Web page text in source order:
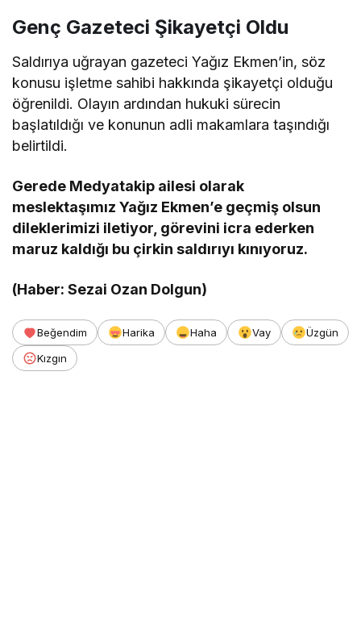
Genç Gazeteci Şikayetçi Oldu
Saldırıya uğrayan gazeteci Yağız Ekmen’in, söz
konusu işletme sahibi hakkında şikayetçi olduğu
öğrenildi. Olayın ardından hukuki sürecin
başlatıldığı ve konunun adli makamlara taşındığı
belirtildi.
Gerede Medyatakip ailesi olarak
meslektaşımız Yağız Ekmen’e geçmiş olsun
dileklerimizi iletiyor, görevini icra ederken
maruz kaldığı bu çirkin saldırıyı kınıyoruz.
(Haber: Sezai Ozan Dolgun)
Beğendim Harika Haha Vay
Üzgün
Kızgın